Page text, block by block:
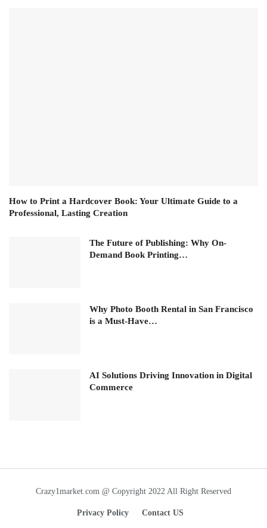
How to Print a Hardcover Book: Your Ultimate Guide to a
Professional, Lasting Creation
The Future of Publishing: Why On-
Demand Book Printing…
Why Photo Booth Rental in San Francisco
is a Must-Have…
AI Solutions Driving Innovation in Digital
Commerce
Crazy1market.com @ Copyright 2022 All Right Reserved
Privacy Policy Contact US